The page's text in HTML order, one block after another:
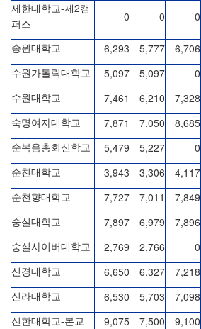
세한대학교-제 2캠
퍼스
0 0 0
송원대학교 6,293 5,777 6,706
수원가톨릭대학교 5,097 5,097 0
수원대학교 7,461 6,210 7,328
숙명여자대학교 7,871 7,050 8,685
순복음총회신학교 5,479 5,227 0
순천대학교 3,943 3,306 4,117
순천향대학교 7,727 7,011 7,849
숭실대학교 7,897 6,979 7,896
숭실사이버대학교 2,769 2,766 0
신경대학교 6,650 6,327 7,218
신라대학교 6,530 5,703 7,098
신한대학교-본교 9,075 7,500 9,100